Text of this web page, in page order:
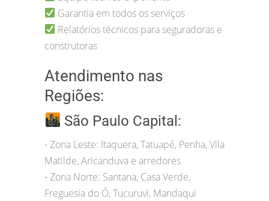
Garantia em todos os serviços
Relatórios técnicos para seguradoras e
construtoras
Atendimento nas
Regiões:
São Paulo Capital:
• Zona Leste: Itaquera, Tatuapé, Penha, Vila
Matilde, Aricanduva e arredores
• Zona Norte: Santana, Casa Verde,
Freguesia do Ó, Tucuruvi, Mandaqui